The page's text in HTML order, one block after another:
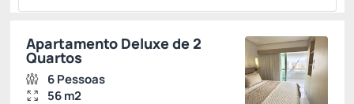
Apartamento Deluxe de 2
Quartos
6 Pessoas
56 m2